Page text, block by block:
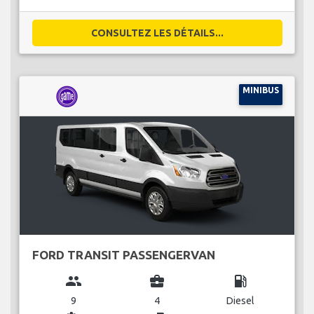
CONSULTEZ LES DÉTAILS...
MINIBUS
FORD TRANSIT PASSENGERVAN
group
9
business_center
4
local_gas_station
Diesel